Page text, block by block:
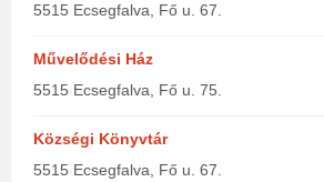
5515 Ecsegfalva, Fő u. 67.
Művelődési Ház
5515 Ecsegfalva, Fő u. 75.
Községi Könyvtár
5515 Ecsegfalva, Fő u. 67.